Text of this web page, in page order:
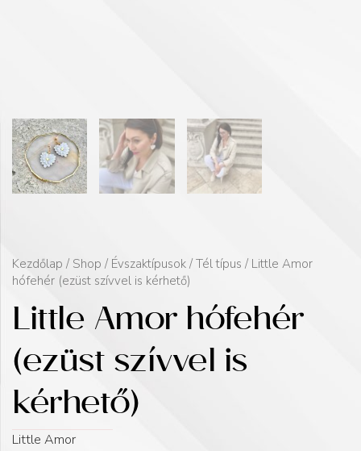
Kezdőlap / Shop / Évszaktípusok / Tél típus / Little Amor
hófehér (ezüst szívvel is kérhető)
Little Amor hófehér
(ezüst szívvel is
kérhető)
Little Amor